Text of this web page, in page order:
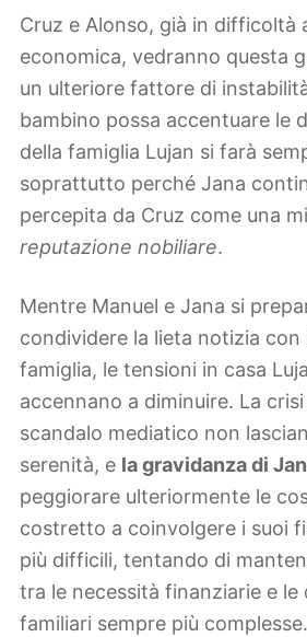
Cruz e Alonso, già in difficoltà
economica, vedranno questa
un ulteriore fattore di
bambino possa accentuare le
della famiglia Lujan si farà
soprattutto perché Jana
percepita da Cruz come una
reputazione nobiliare.
Mentre Manuel e Jana si
condividere la lieta notizia con
famiglia, le tensioni in casa
accennano a diminuire. La
scandalo mediatico non
serenità, e la gravidanza di
peggiorare ulteriormente le
costretto a coinvolgere i suoi
più difficili, tentando di
tra le necessità finanziarie e le
familiari sempre più complesse.